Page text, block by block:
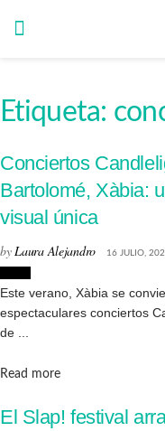
Etiqueta:
Conciertos
Bartolomé, Xàbia:
visual única
byLaura Alejandro 16 JULIO,
Este verano, Xàbia se
espectaculares conciertos
de ...
Read moreDetails
El Slap! festival